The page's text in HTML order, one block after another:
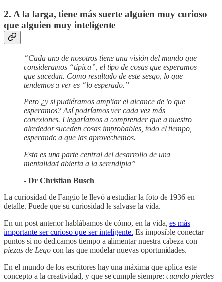
2. A la larga, tiene más suerte alguien muy curioso
que alguien muy inteligente
“Cada uno de nosotros tiene una visión del mundo que
consideramos “típica”, el tipo de cosas que esperamos
que sucedan. Como resultado de este sesgo, lo que
tendemos a ver es “lo esperado.”
Pero ¿y si pudiéramos ampliar el alcance de lo que
esperamos? Así podríamos ver cada vez más
conexiones. Llegaríamos a comprender que a nuestro
alrededor suceden cosas improbables, todo el tiempo,
esperando a que las aprovechemos.
Esta es una parte central del desarrollo de una
mentalidad abierta a la serendipia”
- Dr Christian Busch
La curiosidad de Fangio le llevó a estudiar la foto de 1936 en
detalle. Puede que su curiosidad le salvase la vida.
En un post anterior hablábamos de cómo, en la vida, es más
importante ser curioso que ser inteligente. Es imposible conectar
puntos si no dedicamos tiempo a alimentar nuestra cabeza con
piezas de Lego con las que modelar nuevas oportunidades.
En el mundo de los escritores hay una máxima que aplica este
concepto a la creatividad, y que se cumple siempre: cuando pierdes